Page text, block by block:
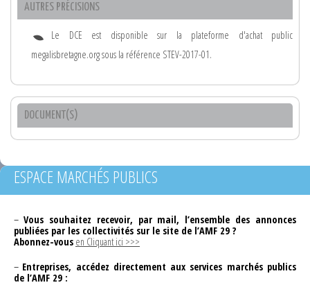
AUTRES PRÉCISIONS
Le DCE est disponible sur la plateforme d'achat public
megalisbretagne.org sous la référence STEV-2017-01.
DOCUMENT(S)
ESPACE MARCHÉS PUBLICS
– Vous souhaitez recevoir, par mail, l’ensemble des annonces
publiées par les collectivités sur le site de l’AMF 29 ?
Abonnez-vous en Cliquant ici >>>
– Entreprises, accédez directement aux services marchés publics
de l’AMF 29 :